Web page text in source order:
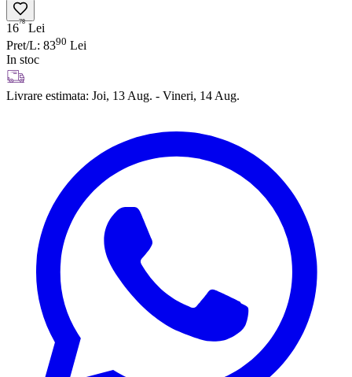
1678 Lei
Pret/L: 8390 Lei
In stoc
Livrare estimata: Joi, 13 Aug. - Vineri, 14 Aug.